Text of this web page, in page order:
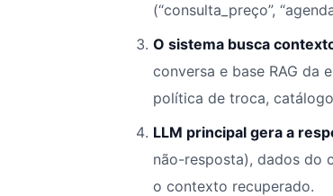
(“consulta_preço”,
O sistema busca
conversa e base RAG da
política de troca,
LLM principal gera a
não-resposta), dados do
o contexto recuperado.